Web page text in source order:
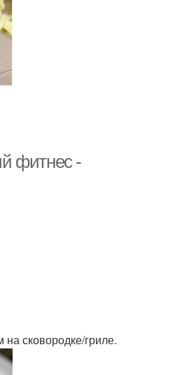
фитнес -
сковородке/гриле.